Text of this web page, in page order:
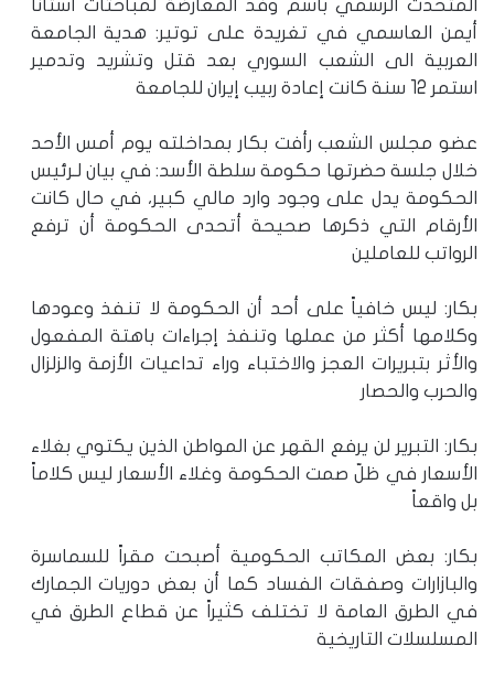
المتحدث الرسمي باسم وفد المعارضة لمباحثات أستانا
أيمن العاسمي في تغريدة على توتير: هدية الجامعة
العربية الى الشعب السوري بعد قتل وتشريد وتدمير
استمر 12 سنة كانت إعادة ربيب إيران للجامعة
عضو مجلس الشعب رأفت بكار بمداخلته يوم أمس الأحد
خلال جلسة حضرتها حكومة سلطة الأسد: في بيان لـرئيس
الحكومة يدل على وجود وارد مالي كبير، في حال كانت
الأرقام التي ذكرها صحيحة أتحدى الحكومة أن ترفع
الرواتب للعاملين
بكار: ليس خافياً على أحد أن الحكومة لا تنفذ وعودها
وكلامها أكثر من عملها وتنفذ إجراءات باهتة المفعول
والأثر بتبريرات العجز والاختباء وراء تداعيات الأزمة والزلزال
والحرب والحصار
بكار: التبرير لن يرفع القهر عن المواطن الذين يكتوي بغلاء
الأسعار في ظلّ صمت الحكومة وغلاء الأسعار ليس كلاماً
بل واقعاً
بكار: بعض المكاتب الحكومية أصبحت مقراً للسماسرة
والبازارات وصفقات الفساد كما أن بعض دوريات الجمارك
في الطرق العامة لا تختلف كثيراً عن قطاع الطرق في
المسلسلات التاريخية